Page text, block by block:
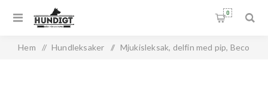
0
Hem / Hundleksaker / Mjukisleksak, delfin med pip, Beco